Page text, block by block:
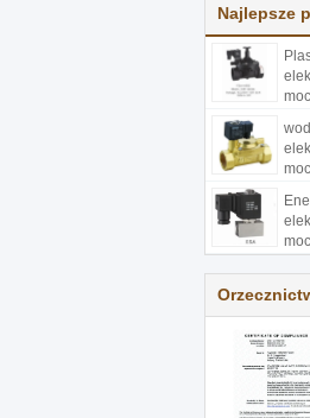
Najlepsze